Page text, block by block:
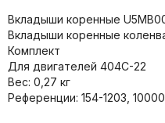
Вкладыши коренные
Вкладыши коренные
Комплект
Для двигателей 404C-22
Вес: 0,27 кг
Референции: 154-1203,